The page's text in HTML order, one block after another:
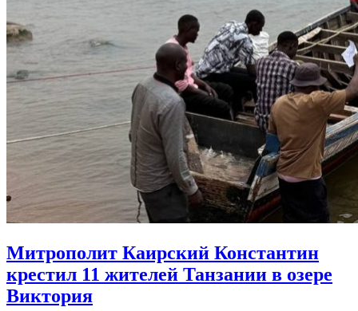
Митрополит Каирский Константин
крестил 11 жителей Танзании в озере
Виктория